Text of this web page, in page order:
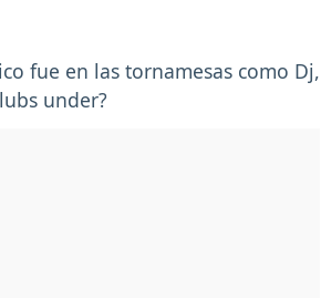
fue en las tornamesas como Dj,
under?